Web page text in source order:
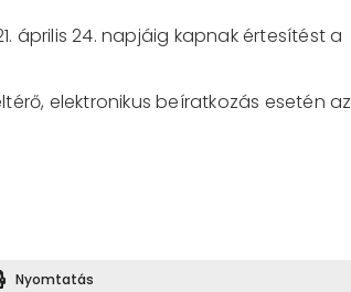
április 24. napjáig kapnak értesítést a
elektronikus beíratkozás esetén az
Nyomtatás